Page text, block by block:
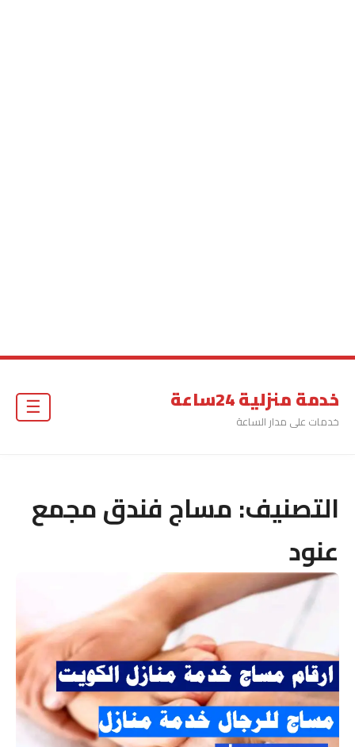
خدمة منزلية 24ساعة
خدمات على مدار الساعة
☰
التصنيف:مساج فندق مجمع
عنود